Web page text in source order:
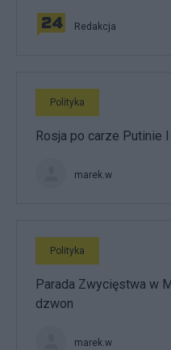
Redakcja
Polityka
Rosja po carze Putinie I
marek.w
Polityka
Parada Zwycięstwa w
dzwon
marek.w